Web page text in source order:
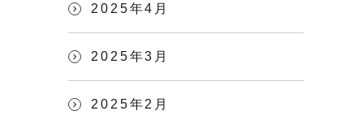
2025年4月
2025年3月
2025年2月